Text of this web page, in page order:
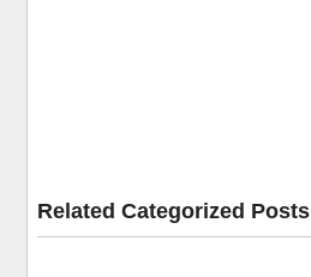
Related Categorized Posts